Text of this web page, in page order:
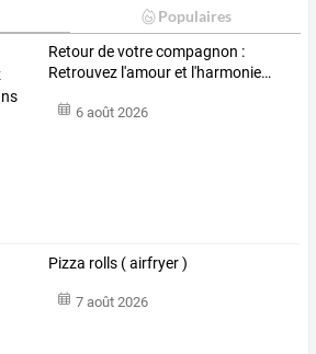
Populaires
Retourdevotrecompagnon :
Retrouvez l'amouret l'harmonie…
6 août 2026
Pizza rolls ( airfryer )
7 août 2026